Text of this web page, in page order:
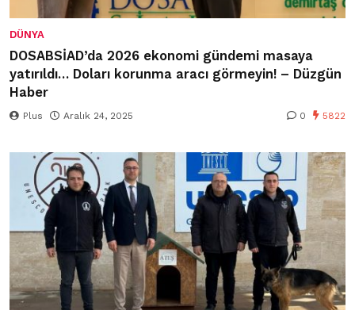
DÜNYA
DOSABSİAD’da 2026 ekonomi gündemi masaya
yatırıldı… Doları korunma aracı görmeyin! – Düzgün
Haber
Plus Aralık 24, 2025 0 5822